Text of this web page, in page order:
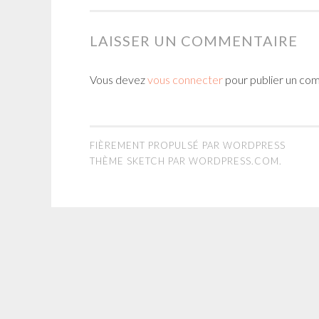
LAISSER UN COMMENTAIRE
Vous devezvous connecter pour publier un
FIÈREMENT PROPULSÉ PAR WORDPRESS
THÈME SKETCH PAR WORDPRESS.COM